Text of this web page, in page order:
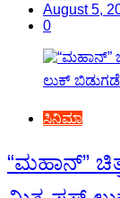
August 5,
0
ಸಿನಿಮಾ
“ಮಹಾನ್”